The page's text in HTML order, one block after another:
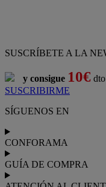
SUSCRÍBETE A LA
y consigue 10€
SUSCRIBIRME
SÍGUENOS EN
CONFORAMA
GUÍA DE COMPRA